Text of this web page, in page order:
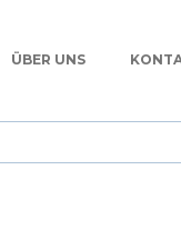
ÜBER UNS